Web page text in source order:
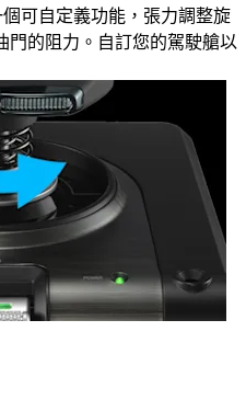
可自定義功能，張力調整旋
門的阻力。自訂您的駕駛艙以